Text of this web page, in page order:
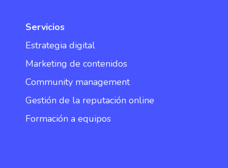
Servicios
Estrategia digital
Marketing de contenidos
Community management
Gestión de la reputación online
Formación a equipos